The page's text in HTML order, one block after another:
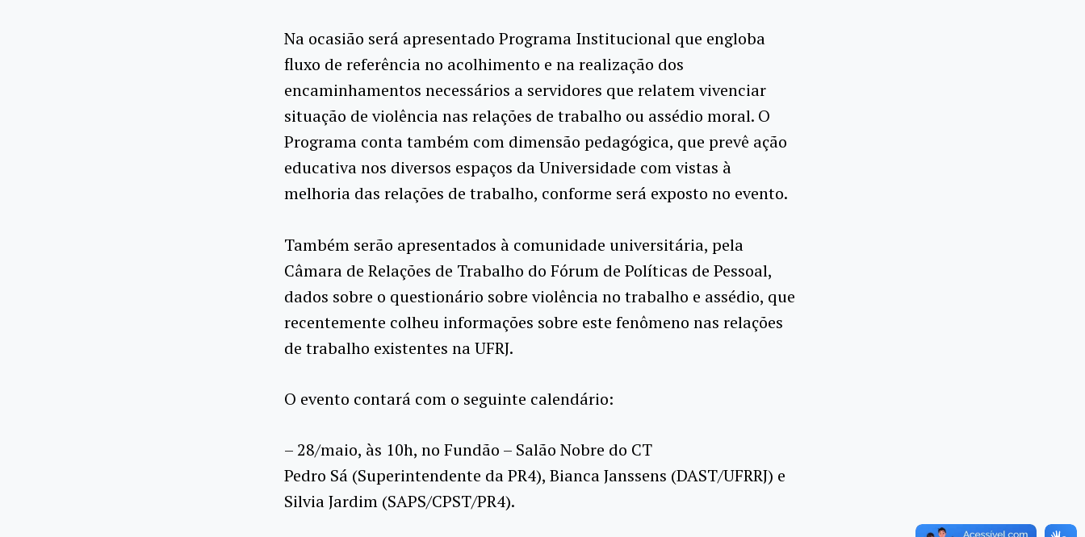
Na ocasião será apresentado Programa Institucional que engloba
fluxo de referência no acolhimento e na realização dos
encaminhamentos necessários a servidores que relatem vivenciar
situação de violência nas relações de trabalho ou assédio moral. O
Programa conta também com dimensão pedagógica, que prevê ação
educativa nos diversos espaços da Universidade com vistas à
melhoria das relações de trabalho, conforme será exposto no evento.
Também serão apresentados à comunidade universitária, pela
Câmara de Relações de Trabalho do Fórum de Políticas de Pessoal,
dados sobre o questionário sobre violência no trabalho e assédio, que
recentemente colheu informações sobre este fenômeno nas relações
de trabalho existentes na UFRJ.
O evento contará com o seguinte calendário:
– 28/maio, às 10h, no Fundão – Salão Nobre do CT
Pedro Sá (Superintendente da PR4), Bianca Janssens (DAST/UFRRJ) e
Silvia Jardim (SAPS/CPST/PR4).